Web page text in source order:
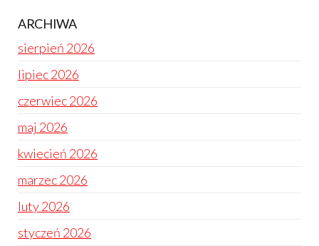
ARCHIWA
sierpień 2026
lipiec 2026
czerwiec 2026
maj 2026
kwiecień 2026
marzec 2026
luty 2026
styczeń 2026